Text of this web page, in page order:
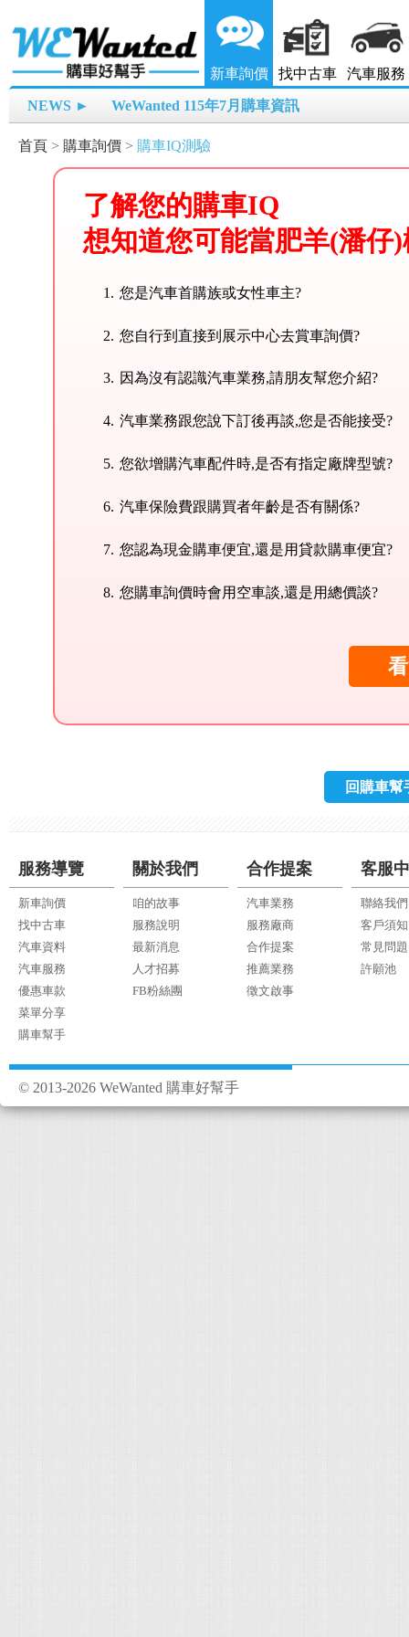
新車詢價 找中古車 汽車服務
NEWS ► WeWanted 115年7月購車資訊
首頁 > 購車詢價 > 購車IQ測驗
了解您的購車IQ
想知道您可能當肥羊(潘仔
您是汽車首購族或女性車主?
您自行到直接到展示中心去賞車詢價?
因為沒有認識汽車業務,請朋友幫您介紹?
汽車業務跟您說下訂後再談,您是否能接受?
您欲增購汽車配件時,是否有指定廠牌型號?
汽車保險費跟購買者年齡是否有關係?
您認為現金購車便宜,還是用貸款購車便宜?
您購車詢價時會用空車談,還是用總價談?
回購車幫
服務導覽
新車詢價
找中古車
汽車資料
汽車服務
優惠車款
菜單分享
購車幫手
關於我們
咱的故事
服務說明
最新消息
人才招募
FB粉絲團
合作提案
汽車業務
服務廠商
合作提案
推薦業務
徵文啟事
客服
聯絡我們
客戶須知
常見問題
許願池
© 2013-2026 WeWanted 購車好幫手